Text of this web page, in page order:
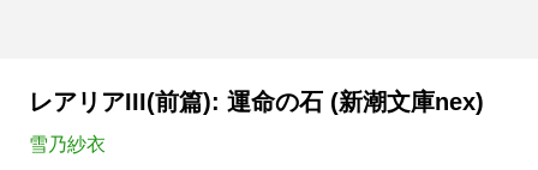
レアリアIII(前篇): 運命の石 (新潮文庫nex)
雪乃紗衣